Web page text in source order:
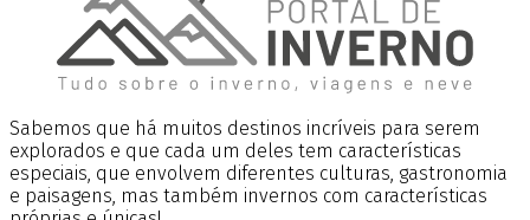
Sabemos que há muitos destinos incríveis para serem
explorados e que cada um deles tem características
especiais, que envolvem diferentes culturas, gastronomia
e paisagens, mas também invernos com características